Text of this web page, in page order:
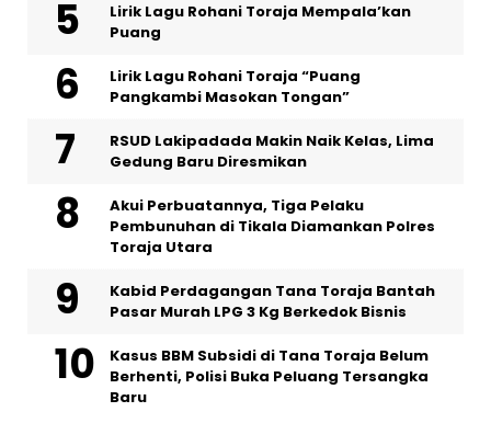
Lirik Lagu Rohani Toraja Mempala’kan
Puang
Lirik Lagu Rohani Toraja “Puang
Pangkambi Masokan Tongan”
RSUD Lakipadada Makin Naik Kelas, Lima
Gedung Baru Diresmikan
Akui Perbuatannya, Tiga Pelaku
Pembunuhan di Tikala Diamankan Polres
Toraja Utara
Kabid Perdagangan Tana Toraja Bantah
Pasar Murah LPG 3 Kg Berkedok Bisnis
Kasus BBM Subsidi di Tana Toraja Belum
Berhenti, Polisi Buka Peluang Tersangka
Baru